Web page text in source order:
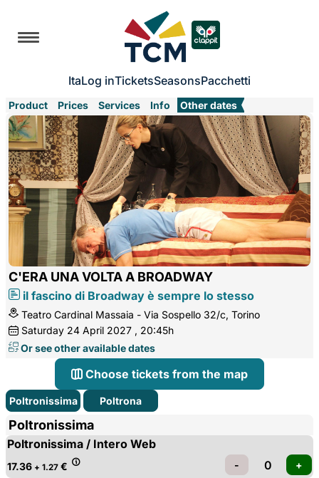
ItaLog inTicketsSeasonsPacchetti
Product Prices Services Info Other dates
C'ERA UNA VOLTA A BROADWAY
il fascino di Broadway è sempre lo stesso
Teatro Cardinal Massaia - Via Sospello 32/c, Torino
Saturday 24 April 2027 , 20:45h
Or see other available dates
Choose tickets from the map
Poltronissima Poltrona
Poltronissima
Poltronissima / Intero Web
17.36 + 1.27 €